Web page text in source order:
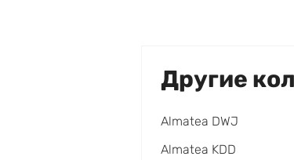
Другие
Almatea DWJ
Almatea KDD